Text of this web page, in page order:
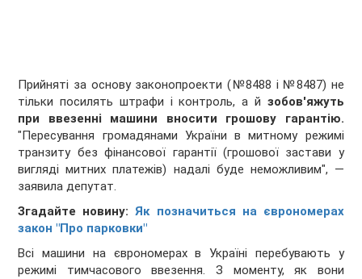
Прийняті за основу законопроекти (№8488 і №8487) не
тільки посилять штрафи і контроль, а й зобов'яжуть
при ввезенні машини вносити грошову гарантію.
"Пересування громадянами України в митному режимі
транзиту без фінансової гарантії (грошової застави у
вигляді митних платежів) надалі буде неможливим", —
заявила депутат.
Згадайте новину:Як позначиться на єврономерах
закон "Про парковки"
Всі машини на єврономерах в Україні перебувають у
режимі тимчасового ввезення. З моменту, як вони